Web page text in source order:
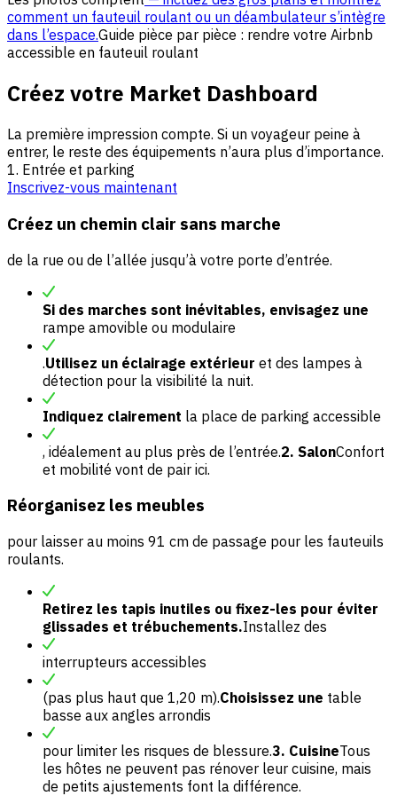
comment un fauteuil roulant ou un déambulateur s’intègre
dans l’espace.Guide pièce par pièce : rendre votre Airbnb
accessible en fauteuil roulant
Créez votre Market Dashboard
La première impression compte. Si un voyageur peine à
entrer, le reste des équipements n’aura plus d’importance.
1. Entrée et parking
Inscrivez-vous maintenant
Créez un chemin clair sans marche
de la rue ou de l’allée jusqu’à votre porte d’entrée.
Si des marches sont inévitables, envisagez une
rampe amovible ou modulaire
.Utilisez un éclairage extérieur et des lampes à
détection pour la visibilité la nuit.
Indiquez clairement la place de parking accessible
, idéalement au plus près de l’entrée.2. SalonConfort
et mobilité vont de pair ici.
Réorganisez les meubles
pour laisser au moins 91 cm de passage pour les fauteuils
roulants.
Retirez les tapis inutiles ou fixez-les pour éviter
glissades et trébuchements.Installez des
interrupteurs accessibles
(pas plus haut que 1,20 m).Choisissez une table
basse aux angles arrondis
pour limiter les risques de blessure.3. CuisineTous
les hôtes ne peuvent pas rénover leur cuisine, mais
de petits ajustements font la différence.